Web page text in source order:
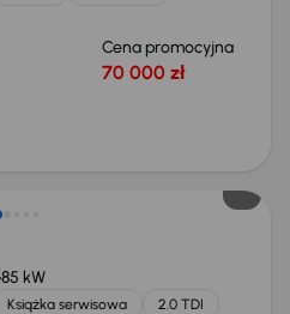
Cena promocyjna
70 000 zł
85 kW
Książka serwisowa
2.0 TDI